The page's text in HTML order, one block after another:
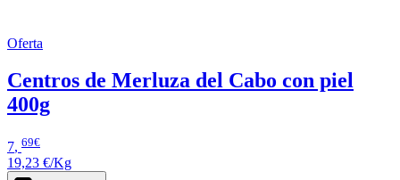
Oferta
Centros de Merluza del Cabo con piel
400g
7, 69€
19,23 €/Kg